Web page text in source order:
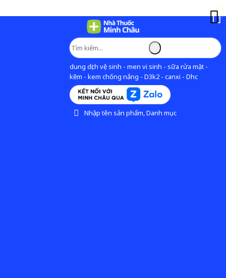
dung dịch vệ sinh - men vi sinh - sữa rửa mặt -
kẽm - kem chống nắng - D3k2 - canxi - Dhc
Nhập tên sản phẩm, Danh mục